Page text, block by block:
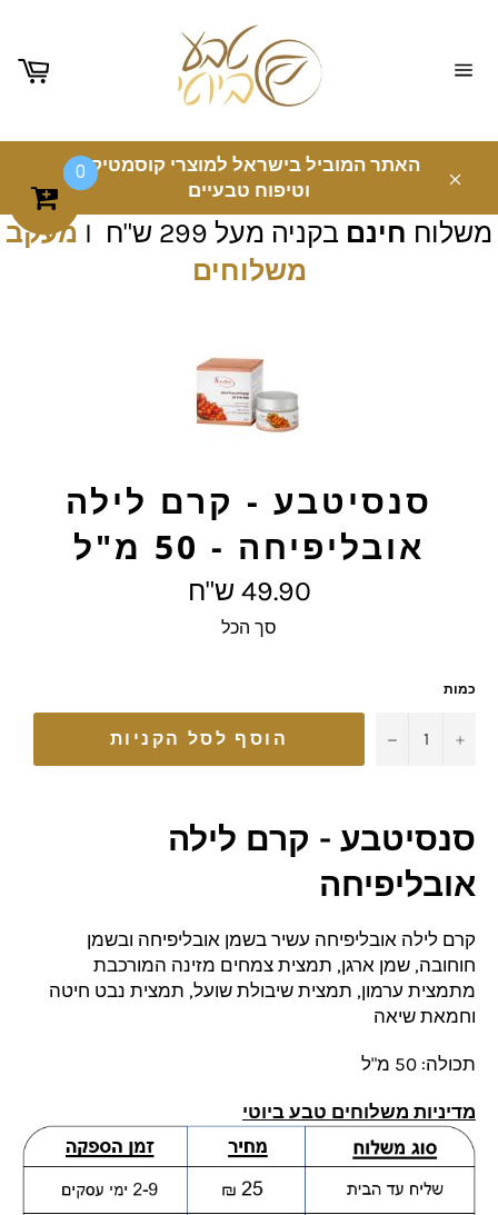
האתר המוביל בישראל למוצרי קוסמטיקה
וטיפוח טבעיים
משלוח חינם בקניה מעל 299 ש"ח I
מעקב
משלוחים
סנסיטבע - קרם לילה
אובליפיחה - 50 מ"ל
מחיר
מלא
49.90 ש"ח
סך הכל
כמות
− + הוסף לסל הקניות
סנסיטבע - קרם לילה
אובליפיחה
קרם לילה אובליפיחה עשיר בשמן אובליפיחה ובשמן
חוחובה, שמן ארגן, תמצית צמחים מזינה המורכבת
מתמצית ערמון, תמצית שיבולת שועל, תמצית נבט חיטה
וחמאת שיאה
תכולה: 50 מ"ל
מדיניות משלוחים טבע ביוטי
0